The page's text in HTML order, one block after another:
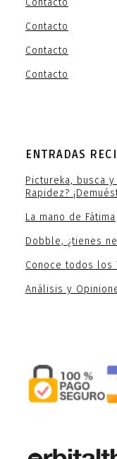
Contacto
Contacto
Contacto
Contacto
ENTRADAS
Pictureka, busca
Rapidez?
La mano de Fátima
Dobble, ¿tienes
Conoce todos los
Análisis y